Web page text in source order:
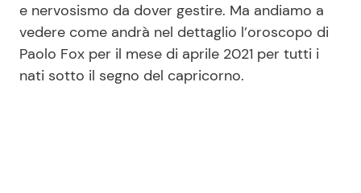
Festività Ricette per Bambini
e nervosismo da dover gestire. Ma andiamo a
vedere come andrà nel dettaglio l’oroscopo di
Paolo Fox per il mese di aprile 2021 per tutti i
nati sotto il segno del capricorno.